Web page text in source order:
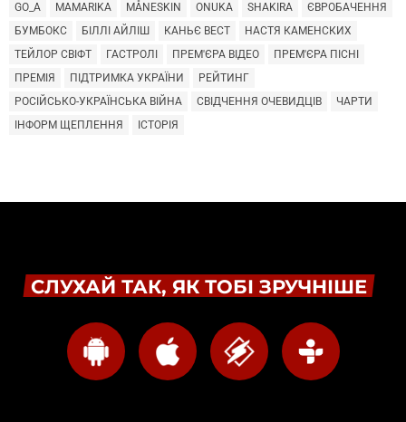
GO_A
MAMARIKA MÅNESKIN ONUKA SHAKIRA
ЄВРОБАЧЕННЯ
БУМБОКС
БІЛЛІ АЙЛІШ КАНЬЄ ВЕСТ
НАСТЯ КАМЕНСКИХ
ТЕЙЛОР СВІФТ
ГАСТРОЛІ ПРЕМ'ЄРА ВІДЕО
ПРЕМ'ЄРА ПІСНІ
ПРЕМІЯ
ПІДТРИМКА УКРАЇНИ
РЕЙТИНГ
РОСІЙСЬКО-УКРАЇНСЬКА ВІЙНА
СВІДЧЕННЯ ОЧЕВИДЦІВ
ЧАРТИ
ІНФОРМ ЩЕПЛЕННЯ
ІСТОРІЯ
СЛУХАЙ ТАК, ЯК ТОБІ ЗРУЧНІШЕ